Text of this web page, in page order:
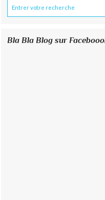
Bla Bla Blog sur